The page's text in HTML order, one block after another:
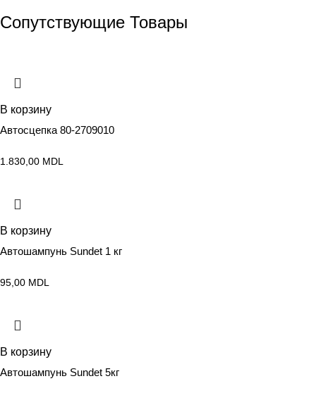
Сопутствующие Товары
В корзину
Автосцепка 80-2709010
1.830,00 MDL
В корзину
Автошампунь Sundet 1 кг
95,00 MDL
В корзину
Автошампунь Sundet 5кг